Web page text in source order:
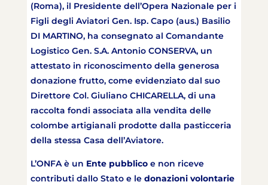
(Roma), il Presidente dell’Opera Nazionale per i
Figli degli Aviatori Gen. Isp. Capo (aus.) Basilio
DI MARTINO, ha consegnato al Comandante
Logistico Gen. S.A. Antonio CONSERVA, un
attestato in riconoscimento della generosa
donazione frutto, come evidenziato dal suo
Direttore Col. Giuliano CHICARELLA, di una
raccolta fondi associata alla vendita delle
colombe artigianali prodotte dalla pasticceria
della stessa Casa dell’Aviatore.
L’ONFA è un Ente pubblicoe non riceve
contributi dallo Stato e le donazioni volontarie